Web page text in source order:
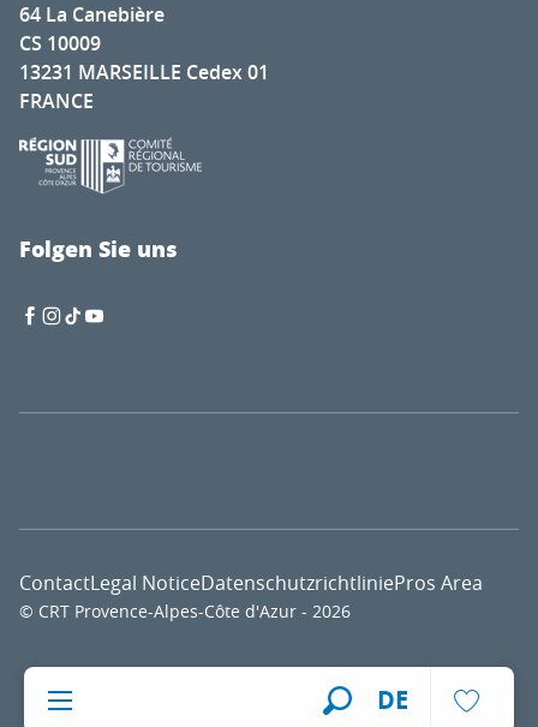
DE
64 La Canebière
CS 10009
13231 MARSEILLE Cedex 01
FRANCE
Folgen Sie uns
© CRT Provence-Alpes-Côte d'Azur - 2026
ContactLegal NoticeDatenschutzrichtliniePros Area